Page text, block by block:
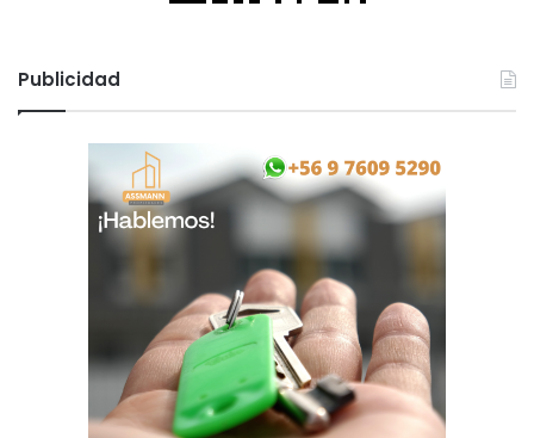
Publicidad